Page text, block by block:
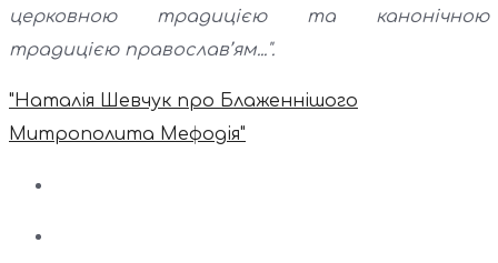
церковною традицією та канонічною
традицією православ’ям...".
"Наталія Шевчук про Блаженнішого
Митрополита Мефодія"